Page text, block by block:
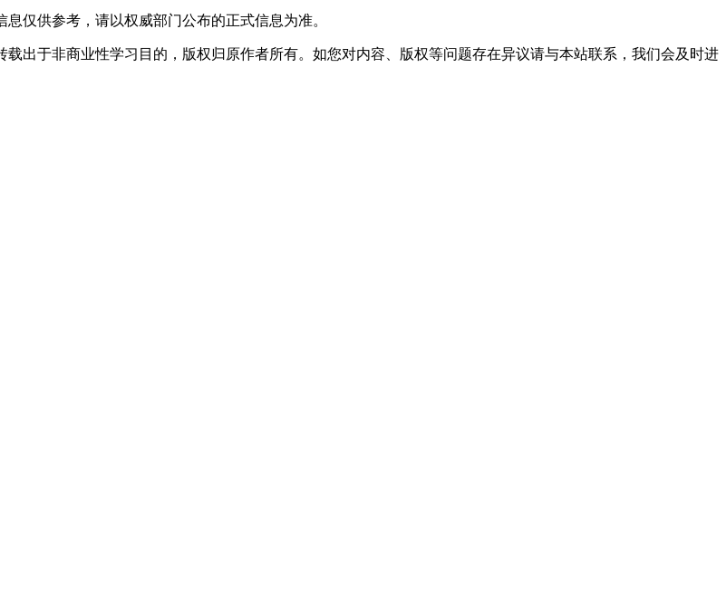
仅供参考，请以权威部门公布的正式信息为准。
出于非商业性学习目的，版权归原作者所有。如您对内容、版权等问题存在异议请与本站联系，我们会及时进